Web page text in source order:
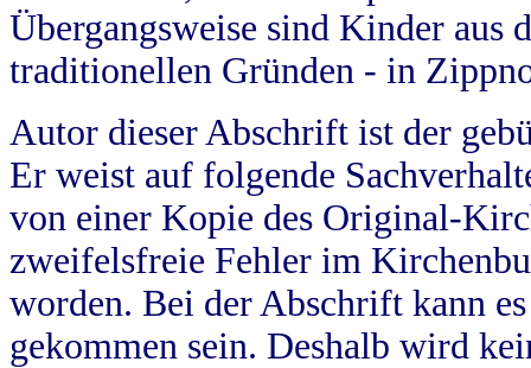
Übergangsweise sind Kinder aus
traditionellen Gründen - in
Autor dieser Abschrift ist der
Er weist auf folgende
von einer Kopie des Original-
zweifelsfreie Fehler im
worden. Bei der Abschrift kann
gekommen sein. Deshalb wird